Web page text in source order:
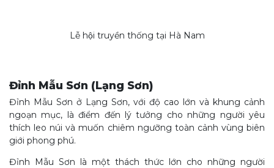
Lễ hội truyền thống tại Hà Nam
Đỉnh Mẫu Sơn (Lạng Sơn)
Đỉnh Mẫu Sơn ở Lạng Sơn, với độ cao lớn và khung cảnh
ngoạn mục, là điểm đến lý tưởng cho những người yêu
thích leo núi và muốn chiêm ngưỡng toàn cảnh vùng biên
giới phong phú.
Đỉnh Mẫu Sơn là một thách thức lớn cho những người